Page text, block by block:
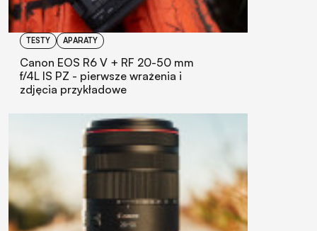
TESTY APARATY
Canon EOS R6 V + RF 20-50 mm
f/4L IS PZ - pierwsze wrażenia i
zdjęcia przykładowe